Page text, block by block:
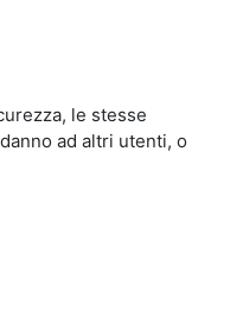
le stesse
ad altri utenti, o